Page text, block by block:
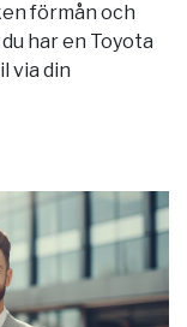
förmån och
har en Toyota
via din